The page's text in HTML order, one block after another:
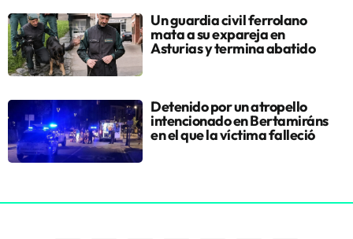
Un guardia civil ferrolano
mata a su expareja en
Asturias y termina abatido
Detenido por un atropello
intencionado en Bertamiráns
en el que la víctima falleció